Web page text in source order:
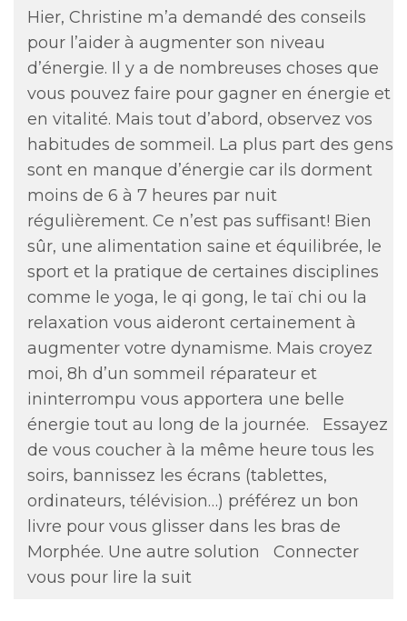
Hier, Christine m’a demandé des conseils
pour l’aider à augmenter son niveau
d’énergie. Il y a de nombreuses choses que
vous pouvez faire pour gagner en énergie et
en vitalité. Mais tout d’abord, observez vos
habitudes de sommeil. La plus part des gens
sont en manque d’énergie car ils dorment
moins de 6 à 7 heures par nuit
régulièrement. Ce n’est pas suffisant! Bien
sûr, une alimentation saine et équilibrée, le
sport et la pratique de certaines disciplines
comme le yoga, le qi gong, le taï chi ou la
relaxation vous aideront certainement à
augmenter votre dynamisme. Mais croyez
moi, 8h d’un sommeil réparateur et
ininterrompu vous apportera une belle
énergie tout au long de la journée. Essayez
de vous coucher à la même heure tous les
soirs, bannissez les écrans (tablettes,
ordinateurs, télévision…) préférez un bon
livre pour vous glisser dans les bras de
Morphée. Une autre solution
Connecter
vous pour lire la suit